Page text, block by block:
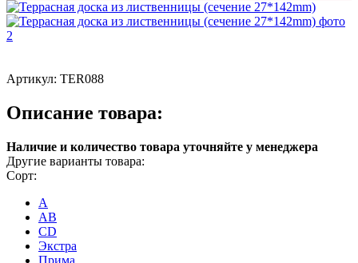
Артикул: TER088
Описание товара:
Наличие и количество товара уточняйте у менеджера
Другие варианты товара:
Сорт:
A
AB
CD
Экстра
Прима